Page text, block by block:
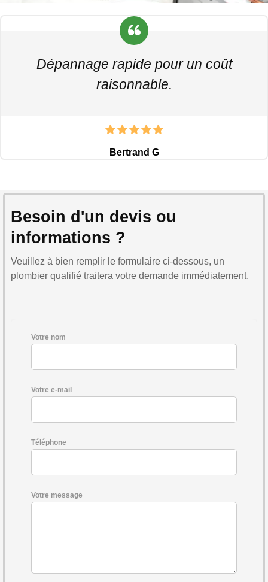
Dépannage rapide pour un coût
raisonnable.
Bertrand G
Besoin d'un devis ou
informations ?
Veuillez à bien remplir le formulaire ci-dessous, un
plombier qualifié traitera votre demande immédiatement.
Votre nom
Votre e-mail
Téléphone
Votre message